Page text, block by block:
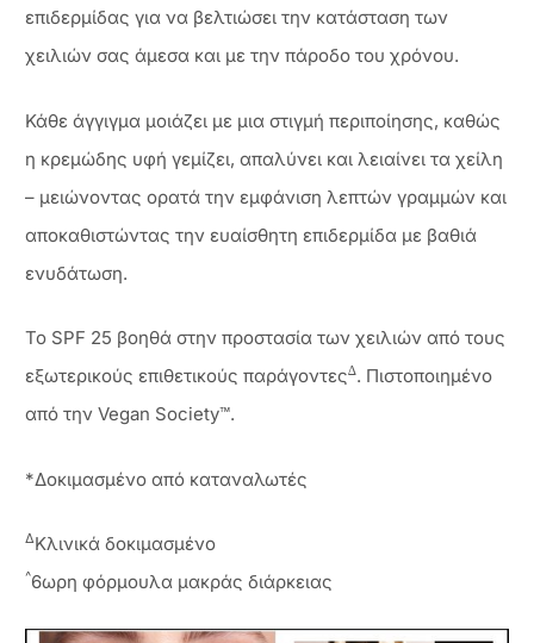
επιδερμίδας για να βελτιώσει την κατάσταση των
χειλιών σας άμεσα και με την πάροδο του χρόνου.
Κάθε άγγιγμα μοιάζει με μια στιγμή περιποίησης, καθώς
η κρεμώδης υφή γεμίζει, απαλύνει και λειαίνει τα χείλη
– μειώνοντας ορατά την εμφάνιση λεπτών γραμμών και
αποκαθιστώντας την ευαίσθητη επιδερμίδα με βαθιά
ενυδάτωση.
Το SPF 25 βοηθά στην προστασία των χειλιών από τους
εξωτερικούς επιθετικούς παράγοντες∆. Πιστοποιημένο
από την Vegan Society™.
*Δοκιμασμένο από καταναλωτές
ΔΚλινικά δοκιμασμένo
^6ωρη φόρμουλα μακράς διάρκειας